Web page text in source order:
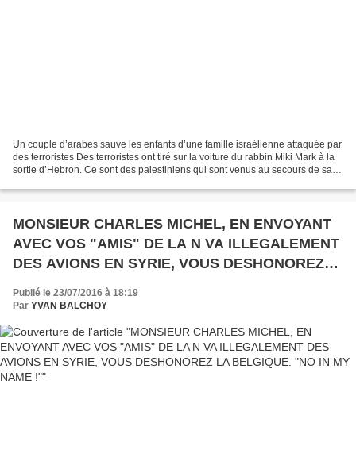
Un couple d’arabes sauve les enfants d’une famille israélienne attaquée par
des terroristes Des terroristes ont tiré sur la voiture du rabbin Miki Mark à la
sortie d’Hebron. Ce sont des palestiniens qui sont venus au secours de sa
MONSIEUR CHARLES MICHEL, EN ENVOYANT
AVEC VOS "AMIS" DE LA N VA ILLEGALEMENT
DES AVIONS EN SYRIE, VOUS DESHONOREZ
LA BELGIQUE. "NO IN MY NAME !"
Publié le 23/07/2016 à 18:19
Par YVAN BALCHOY